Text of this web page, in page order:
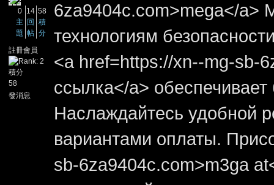
0
主
題
14
回
帖
58
積
分
註冊會員
積分
58
發消息
6za9404c.com>mega</a>
технологиям
<a href=https://xn--mg-sb-
ссылка</a>
Наслаждайтесь удобной
вариантами оплаты.
sb-6za9404c.com>m3ga